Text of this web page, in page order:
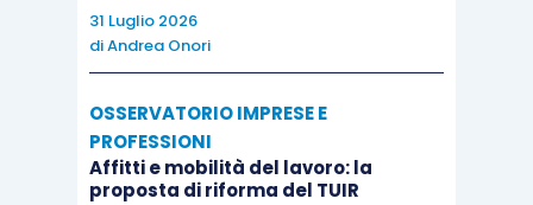
31 Luglio 2026
diAndrea Onori
OSSERVATORIO IMPRESE E
PROFESSIONI
Affitti e mobilità del lavoro: la
proposta di riforma del TUIR